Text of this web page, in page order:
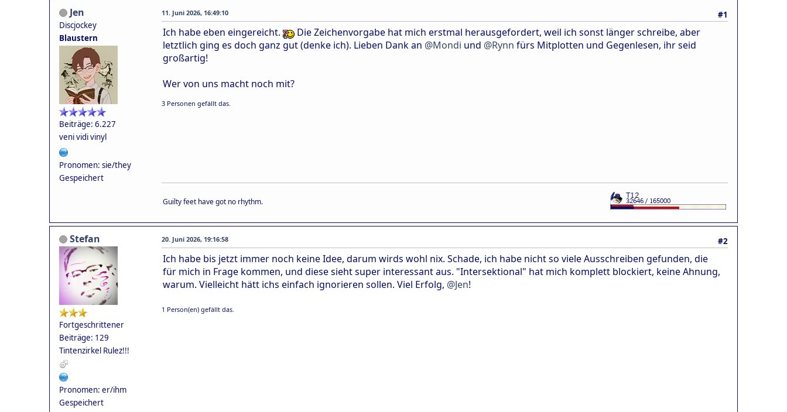
Jen
Discjockey
Blaustern
Beiträge: 6.227
veni vidi vinyl
Pronomen: sie/they
Gespeichert
#1
11. Juni 2026, 16:49:10
Ich habe eben eingereicht.
Die Zeichenvorgabe hat mich erstmal herausgefordert, weil ich sonst länger schreibe, aber
letztlich ging es doch ganz gut (denke ich). Lieben Dank an @Mondi und @Rynn fürs Mitplotten und Gegenlesen, ihr seid
großartig!
Wer von uns macht noch mit?
3 Personen gefällt das.
Guilty feet have got no rhythm.
Stefan
Fortgeschrittener
Beiträge: 129
Tintenzirkel Rulez!!!
Pronomen: er/ihm
Gespeichert
#2
20. Juni 2026, 19:16:58
Ich habe bis jetzt immer noch keine Idee, darum wirds wohl nix. Schade, ich habe nicht so viele Ausschreiben gefunden, die
für mich in Frage kommen, und diese sieht super interessant aus. "Intersektional" hat mich komplett blockiert, keine Ahnung,
warum. Vielleicht hätt ichs einfach ignorieren sollen. Viel Erfolg, @Jen!
1 Person(en) gefällt das.